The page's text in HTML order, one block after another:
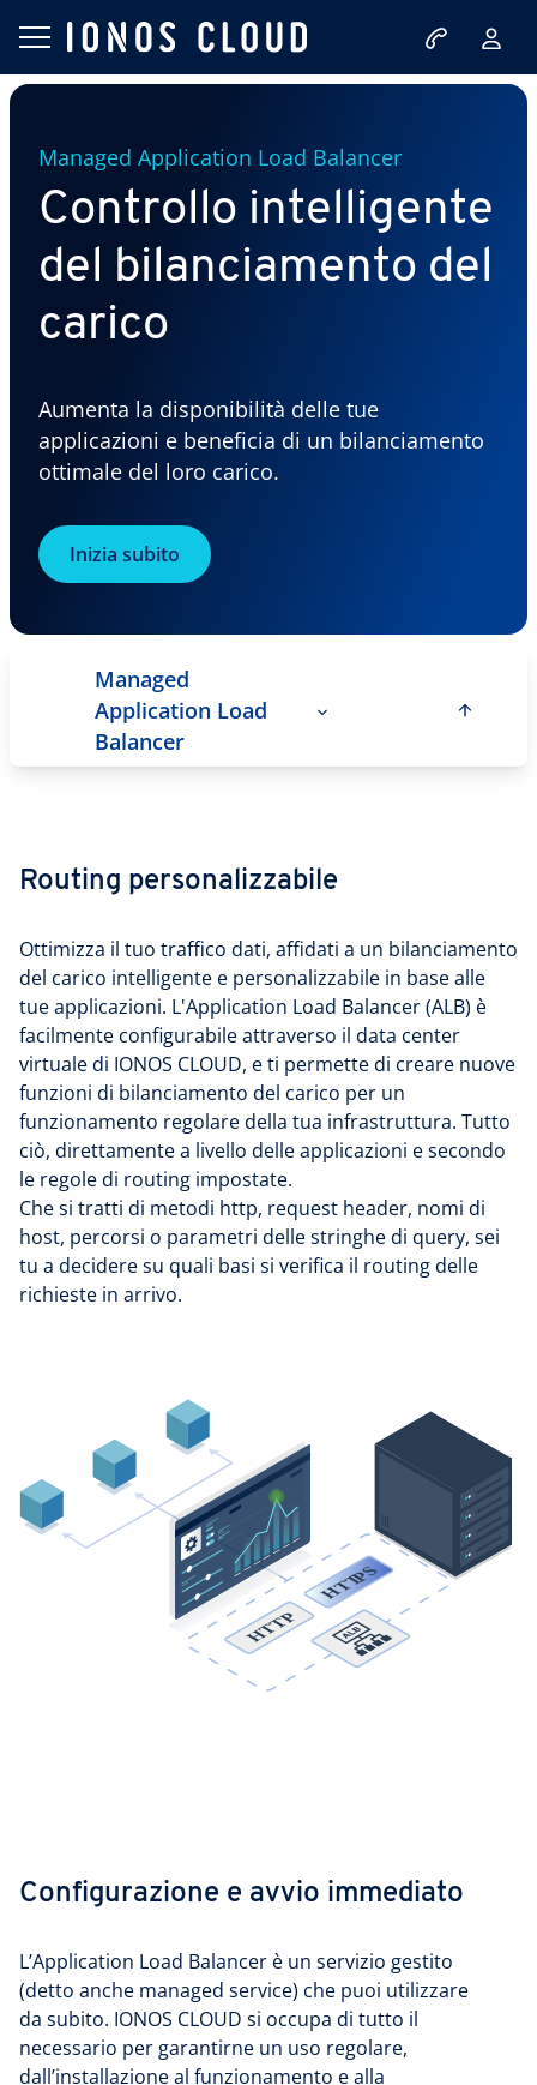
Managed Application Load Balancer
Controllo intelligente
del bilanciamento del
carico
Aumenta la disponibilità delle tue
applicazioni e beneficia di un bilanciamento
ottimale del loro carico.
Inizia subito
Managed
Application Load
Balancer
Routing personalizzabile
Ottimizza il tuo traffico dati, affidati a un bilanciamento
del carico intelligente e personalizzabile in base alle
tue applicazioni. L'Application Load Balancer (ALB) è
facilmente configurabile attraverso il data center
virtuale di IONOS CLOUD, e ti permette di creare nuove
funzioni di bilanciamento del carico per un
funzionamento regolare della tua infrastruttura. Tutto
ciò, direttamente a livello delle applicazioni e secondo
le regole di routing impostate.
Che si tratti di metodi http, request header, nomi di
host, percorsi o parametri delle stringhe di query, sei
tu a decidere su quali basi si verifica il routing delle
richieste in arrivo.
Configurazione e avvio immediato
L’Application Load Balancer è un servizio gestito
(detto anche managed service) che puoi utilizzare
da subito. IONOS CLOUD si occupa di tutto il
necessario per garantirne un uso regolare,
dall’installazione al funzionamento e alla